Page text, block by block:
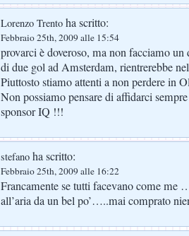
Lorenzo Trento ha scritto:
Febbraio 25th, 2009 alle 15:54
provarci è doveroso, ma non facciamo
di due gol ad Amsterdam, rientrerebbe
Piuttosto stiamo attenti a non perdere in
Non possiamo pensare di affidarci
sponsor IQ !!!
stefano ha scritto:
Febbraio 25th, 2009 alle 16:22
Francamente se tutti facevano come me
all’aria da un bel po’…..mai comprato